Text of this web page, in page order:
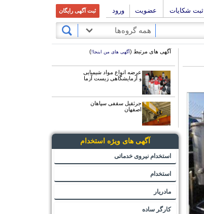
ثبت شکایات عضویت ورود ثبت آگهی رایگان
همه گروه‌ها
آگهی های مرتبط (آگهی های من اینجا!)
عرضه انواع مواد شیمیایی
و آزمایشگاهی زیست آزما
جرثقیل سقفی سپاهان
اصفهان
آگهی های ویژه استخدام
استخدام نیروی خدماتی
استخدام
مادریار
کارگر ساده